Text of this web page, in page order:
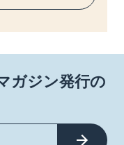
ガジン発行の